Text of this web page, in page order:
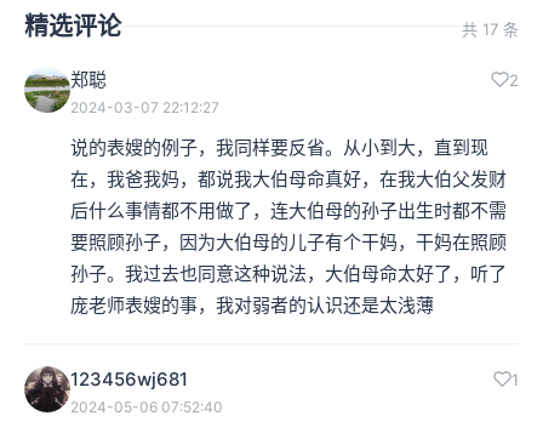
精选评论 共 17 条
郑聪 2
2024-03-07 22:12:27
说的表嫂的例子，我同样要反省。从小到大，直到现
在，我爸我妈，都说我大伯母命真好，在我大伯父发财
后什么事情都不用做了，连大伯母的孙子出生时都不需
要照顾孙子，因为大伯母的儿子有个干妈，干妈在照顾
孙子。我过去也同意这种说法，大伯母命太好了，听了
庞老师表嫂的事，我对弱者的认识还是太浅薄
123456wj681 1
2024-05-06 07:52:40